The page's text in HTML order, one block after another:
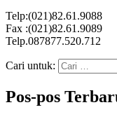
Telp:(021)82.61.9088
Fax :(021)82.61.9089
Telp.087877.520.712
Cari untuk:
Pos-pos